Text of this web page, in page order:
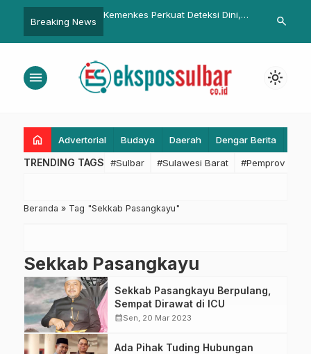
Breaking News
Diprediksi
70 Persen pada 2050
Keamanan Mudik dan Lebaran,
Stakeholder Siaga 24 Jam
Rakor
Daerah
search
menu light_mode
home Advertorial Budaya Daerah Dengar Berita
TRENDING TAGS #Sulbar #Sulawesi Barat #Pemprov
Beranda » Tag "Sekkab Pasangkayu"
Sekkab Pasangkayu
Sekkab Pasangkayu Berpulang,
Sempat Dirawat di ICU
calendar_monthSen, 20 Mar 2023
Ada Pihak Tuding Hubungan